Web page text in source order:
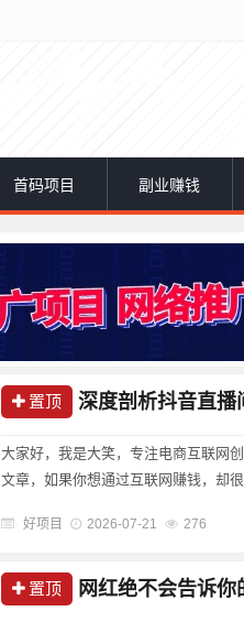
首码项目 副业赚钱
置顶 深度剖析抖音直播
大家好，我是大笑，专注电商互联网
文章，如果你想通过互联网赚钱，却
好项目 2026-07-21 276
置顶 网红绝不会告诉你的